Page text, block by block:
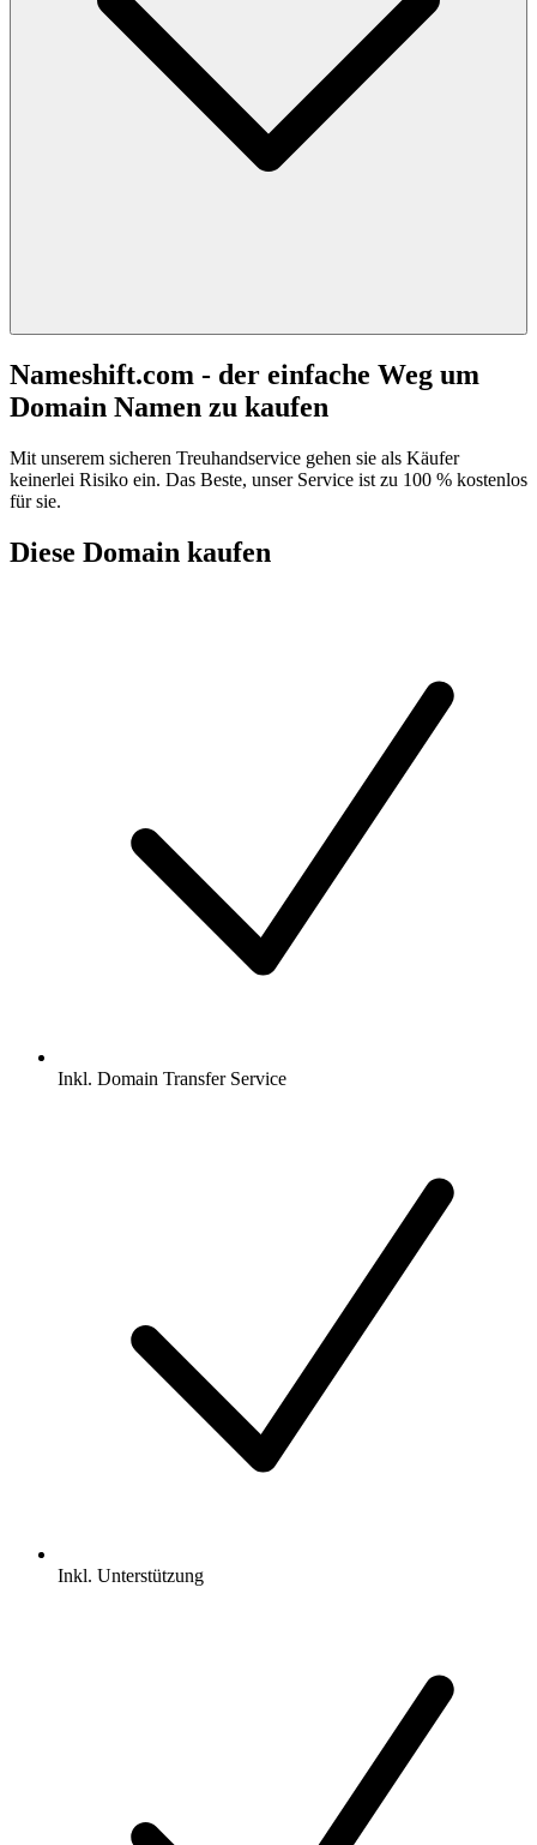
Nameshift.com - der einfache Weg um
Domain Namen zu kaufen
Mit unserem sicheren Treuhandservice gehen sie als Käufer
keinerlei Risiko ein. Das Beste, unser Service ist zu 100 % kostenlos
für sie.
Diese Domain kaufen
Inkl. Domain Transfer Service
Inkl. Unterstützung